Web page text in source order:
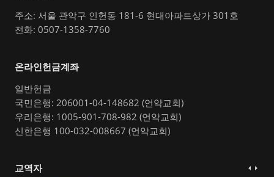
주소: 서울 관악구 인헌동 181-6 현대아파트상가 301호
전화: 0507-1358-7760
온라인헌금계좌
일반헌금
국민은행: 206001-04-148682 (언약교회)
우리은행: 1005-901-708-982 (언약교회)
신한은행 100-032-008667 (언약교회)
교역자